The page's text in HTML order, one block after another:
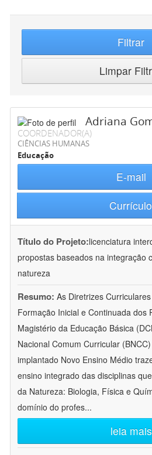
Filtrar
Limpar
Adriana
COORDENADOR(A)
CIÊNCIAS HUMANAS
Educação
E-mail
Currículo
Título do Projeto:licenciatura
propostas baseados na integração
natureza
Resumo: As Diretrizes
Formação Inicial e Continuada dos
Magistério da Educação Básica
Nacional Comum Curricular
implantado Novo Ensino Médio
ensino integrado das disciplinas
da Natureza: Biologia, Física e
domínio do profes...
leia mais